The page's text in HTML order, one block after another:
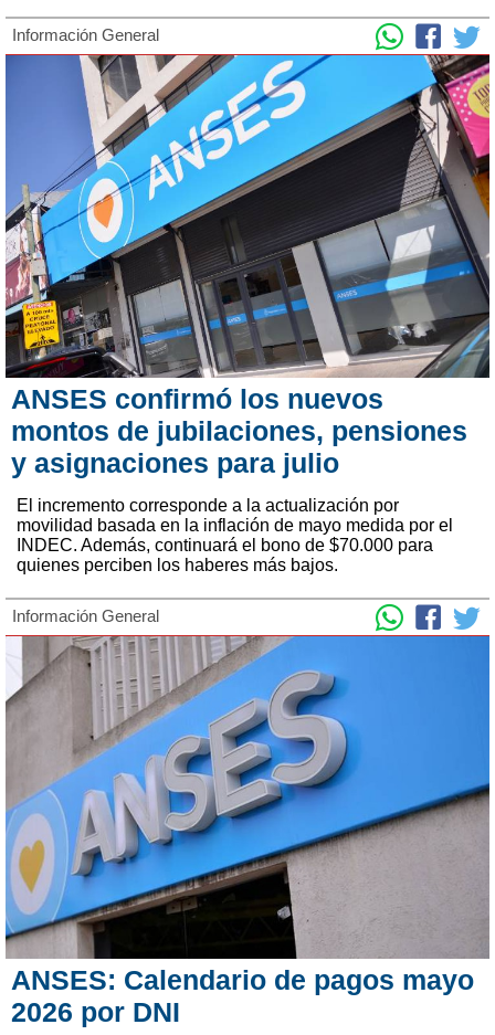
Información General
ANSES confirmó los nuevos
montos de jubilaciones, pensiones
y asignaciones para julio
El incremento corresponde a la actualización por
movilidad basada en la inflación de mayo medida por el
INDEC. Además, continuará el bono de $70.000 para
quienes perciben los haberes más bajos.
Información General
ANSES: Calendario de pagos mayo
2026 por DNI